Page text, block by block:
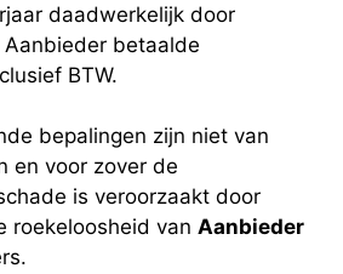
daadwerkelijk door
Aanbieder betaalde
BTW.
bepalingen zijn niet van
en voor zover de
is veroorzaakt door
roekeloosheid van Aanbieder